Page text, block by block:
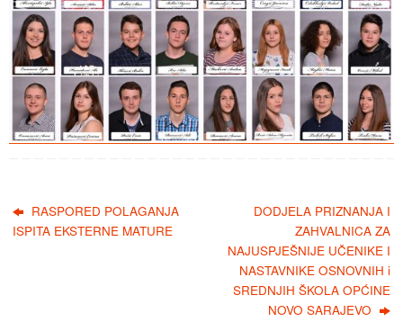
RASPORED POLAGANJA
ISPITA EKSTERNE MATURE
DODJELA PRIZNANJA I
ZAHVALNICA ZA
NAJUSPJEŠNIJE UČENIKE I
NASTAVNIKE OSNOVNIH i
SREDNJIH ŠKOLA OPĆINE
NOVO SARAJEVO